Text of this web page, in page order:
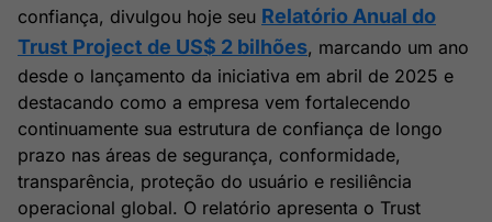
confiança, divulgou hoje seu Relatório Anual do
Trust Project de US$ 2 bilhões, marcando um ano
desde o lançamento da iniciativa em abril de 2025 e
destacando como a empresa vem fortalecendo
continuamente sua estrutura de confiança de longo
prazo nas áreas de segurança, conformidade,
transparência, proteção do usuário e resiliência
operacional global. O relatório apresenta o Trust